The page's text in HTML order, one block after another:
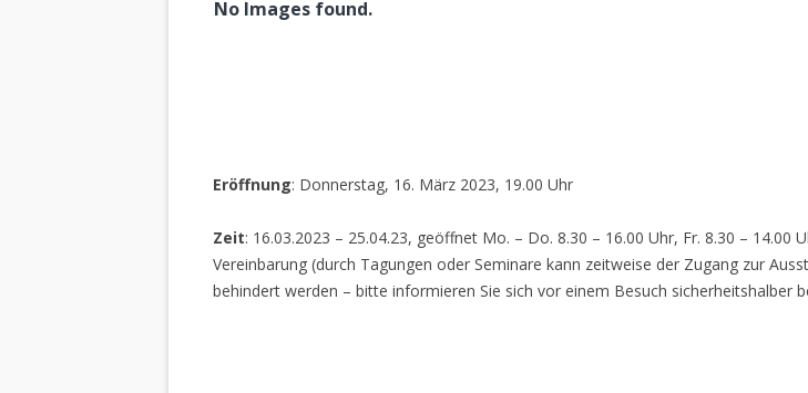
No Images found.
Eröffnung: Donnerstag, 16. März 2023, 19.00 Uhr
Zeit: 16.03.2023 – 25.04.23, geöffnet Mo. – Do. 8.30 – 16.00 Uhr, Fr. 8.30 – 14.00
Vereinbarung (durch Tagungen oder Seminare kann zeitweise der Zugang zur
behindert werden – bitte informieren Sie sich vor einem Besuch sicherheitshalber